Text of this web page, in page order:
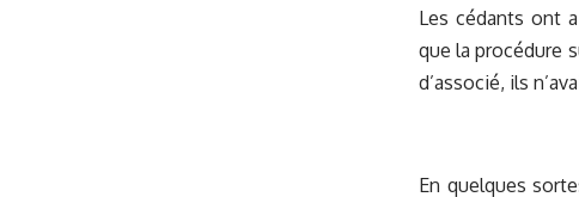
Les cédants ont
que la procédure
d’associé, ils
En quelques